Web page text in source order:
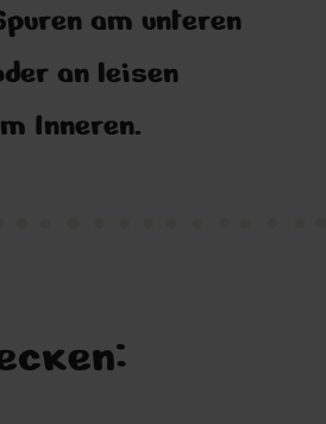
am unteren
an leisen
Inneren.